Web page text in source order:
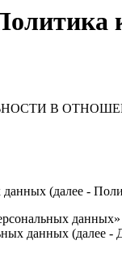
В
(далее -
данных (далее